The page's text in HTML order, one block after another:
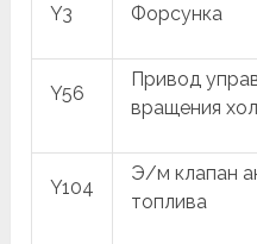
Y3 Форсунка
Y56
Привод
вращения
Y104
Э/м клапан
топлива